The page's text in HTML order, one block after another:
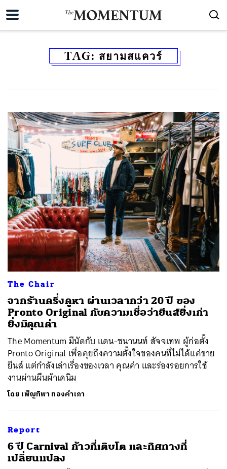
TAG: สยามสแควร์
The Chair
จากร้านครึ่งคูหา ผ่านเวลากว่า 20 ปี ของ
Pronto Original กับความเชื่อว่ายีนส์ยิ่งเก่า
ยิ่งมีคุณค่า
The Momentum มีนัดกับ แดน-ชนานนท์ สัจจเทพ ผู้ก่อตั้ง
Pronto Original เพื่อคุยถึงความตั้งใจของคนที่ไม่ได้แค่ขาย
ยีนส์ แต่กำลังเล่าเรื่องของเวลา คุณค่า และร่องรอยการใช้
งานผ่านผืนผ้าเดนิม
โดย เพ็ญทิพา ทองคำเภา
Report
6 ปี Carnival ก้าวที่เติบโต และทิศทางที่
เปลี่ยนแปลง
SHARE TWEET LINE EMAIL